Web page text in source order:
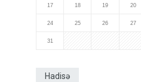
17 18 19 20
24 25 26 27
31
Hadisə